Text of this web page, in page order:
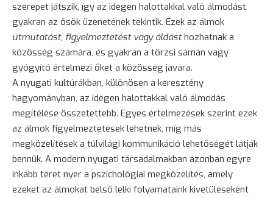
szerepet játszik, így az idegen halottakkal való álmodást
gyakran az ősök üzenetének tekintik. Ezek az álmok
útmutatást, figyelmeztetést vagy áldásthozhatnak a
közösség számára, és gyakran a törzsi sámán vagy
gyógyító értelmezi őket a közösség javára.
A nyugati kultúrákban, különösen a keresztény
hagyományban, az idegen halottakkal való álmodás
megítélése összetettebb. Egyes értelmezések szerint ezek
az álmok figyelmeztetések lehetnek, míg más
megközelítések a túlvilági kommunikáció lehetőségét látják
bennük. A modern nyugati társadalmakban azonban egyre
inkább teret nyer a pszichológiai megközelítés, amely
ezeket az álmokat belső lelki folyamataink kivetüléseként